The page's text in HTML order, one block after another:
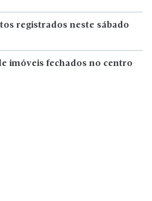
registrados neste sábado
imóveis fechados no centro